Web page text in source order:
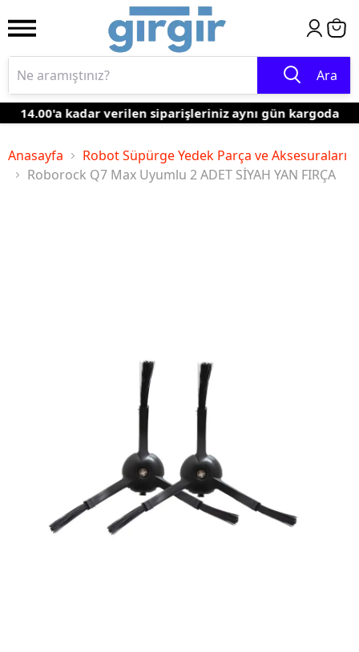
Ara
14.00'a kadar verilen siparişleriniz aynı gün kargoda
Anasayfa
Robot Süpürge Yedek Parça ve Aksesuraları
Roborock Q7 Max Uyumlu 2 ADET SİYAH YAN FIRÇA